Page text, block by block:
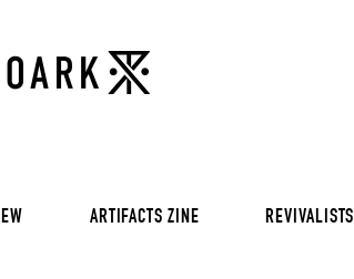
VOL 29:ADVENTURE NEVER FAILS
VOL 28:ADVENTURE NEVER FAILS
ARTIFACTS ZINE REVIVALISTS